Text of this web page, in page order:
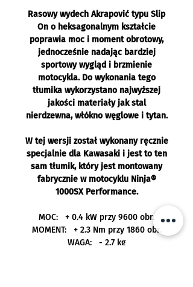
Rasowy wydech Akrapović typu Slip
On o heksagonalnym kształcie
poprawia moc i moment obrotowy,
jednocześnie nadając bardziej
sportowy wygląd i brzmienie
motocykla. Do wykonania tego
tłumika wykorzystano najwyższej
jakości materiały jak stal
nierdzewna, włókno węglowe i tytan.
W tej wersji został wykonany ręcznie
specjalnie dla Kawasaki i jest to ten
sam tłumik, który jest montowany
fabrycznie w motocyklu Ninja®
1000SX Performance.
MOC: + 0.4 kW przy 9600 obr.
MOMENT: + 2.3 Nm przy 1860 obr.
WAGA: - 2.7 kg